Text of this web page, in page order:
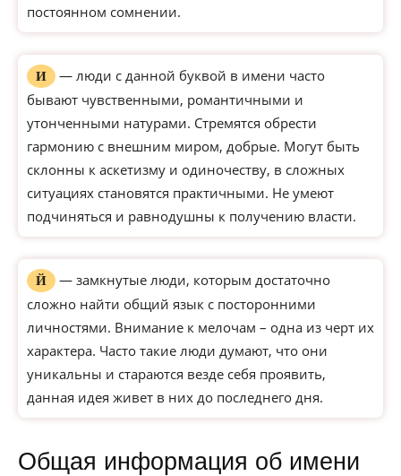
постоянном сомнении.
И
— люди с данной буквой в имени часто
бывают чувственными, романтичными и
утонченными натурами. Стремятся обрести
гармонию с внешним миром, добрые. Могут быть
склонны к аскетизму и одиночеству, в сложных
ситуациях становятся практичными. Не умеют
подчиняться и равнодушны к получению власти.
Й
— замкнутые люди, которым достаточно
сложно найти общий язык с посторонними
личностями. Внимание к мелочам – одна из черт их
характера. Часто такие люди думают, что они
уникальны и стараются везде себя проявить,
данная идея живет в них до последнего дня.
Общая информация об имени